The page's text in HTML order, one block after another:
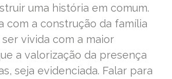
uma história em comum.
com a construção da família
vivida com a maior
a valorização da presença
seja evidenciada. Falar para